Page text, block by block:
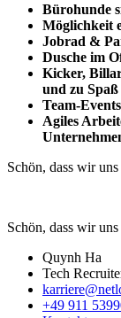
Bürohunde
Möglichkeit
Jobrad &
Dusche im
Kicker,
und zu
Team-
Agiles
Schön, dass wir
Schön, dass wir
Quynh Ha
Tech
+49 911